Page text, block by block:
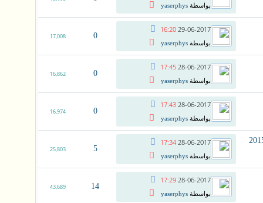
بواسطة yaserphys
29-06-2017
16:20
بواسطة yaserphys
0
17,008
28-06-2017
17:45
بواسطة yaserphys
0
16,862
28-06-2017
17:43
بواسطة yaserphys
0
16,974
الواضح فى الفيزياء للصف الثالث الثانوى 2015 28-06-2017
17:34
بواسطة yaserphys
5
25,803
28-06-2017
17:29
بواسطة yaserphys
14
43,689